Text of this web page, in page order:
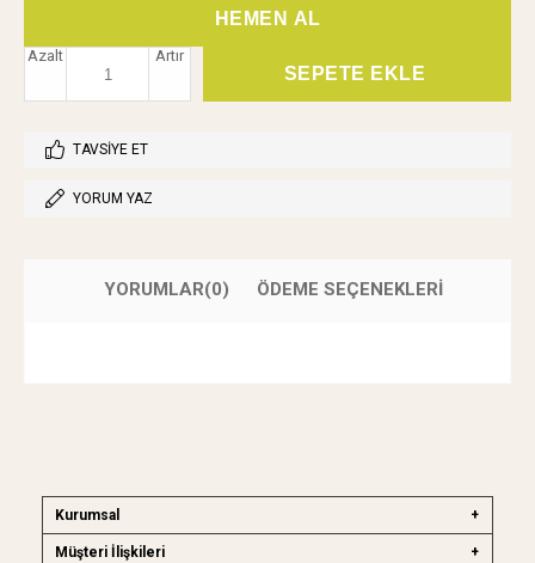
Artır
Azalt
TAVSIYE ET
YORUM YAZ
YORUMLAR(0) ÖDEME SEÇENEKLERI
Kurumsal
Müşteri İlişkileri